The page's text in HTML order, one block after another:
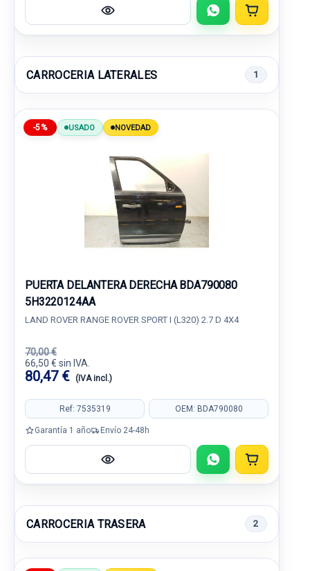
CARROCERIA LATERALES 1
-5% USADO NOVEDAD
PUERTA DELANTERA DERECHA BDA790080
5H3220124AA
LAND ROVER RANGE ROVER SPORT I (L320) 2.7 D 4X4
70,00 €
66,50 € sin IVA.
80,47 € (IVA incl.)
Ref: 7535319 OEM: BDA790080
Garantía 1 año Envío 24-48h
CARROCERIA TRASERA 2